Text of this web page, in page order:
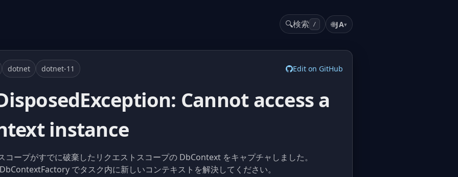
🔍検索 / 🌐JA▾
dotnet dotnet-11 Edit on GitHub
Cannot access a
instance
ープがすでに破棄したリクエストスコープの DbContext をキャプチャしました。
でタスク内に新しいコンテキストを解決してください。